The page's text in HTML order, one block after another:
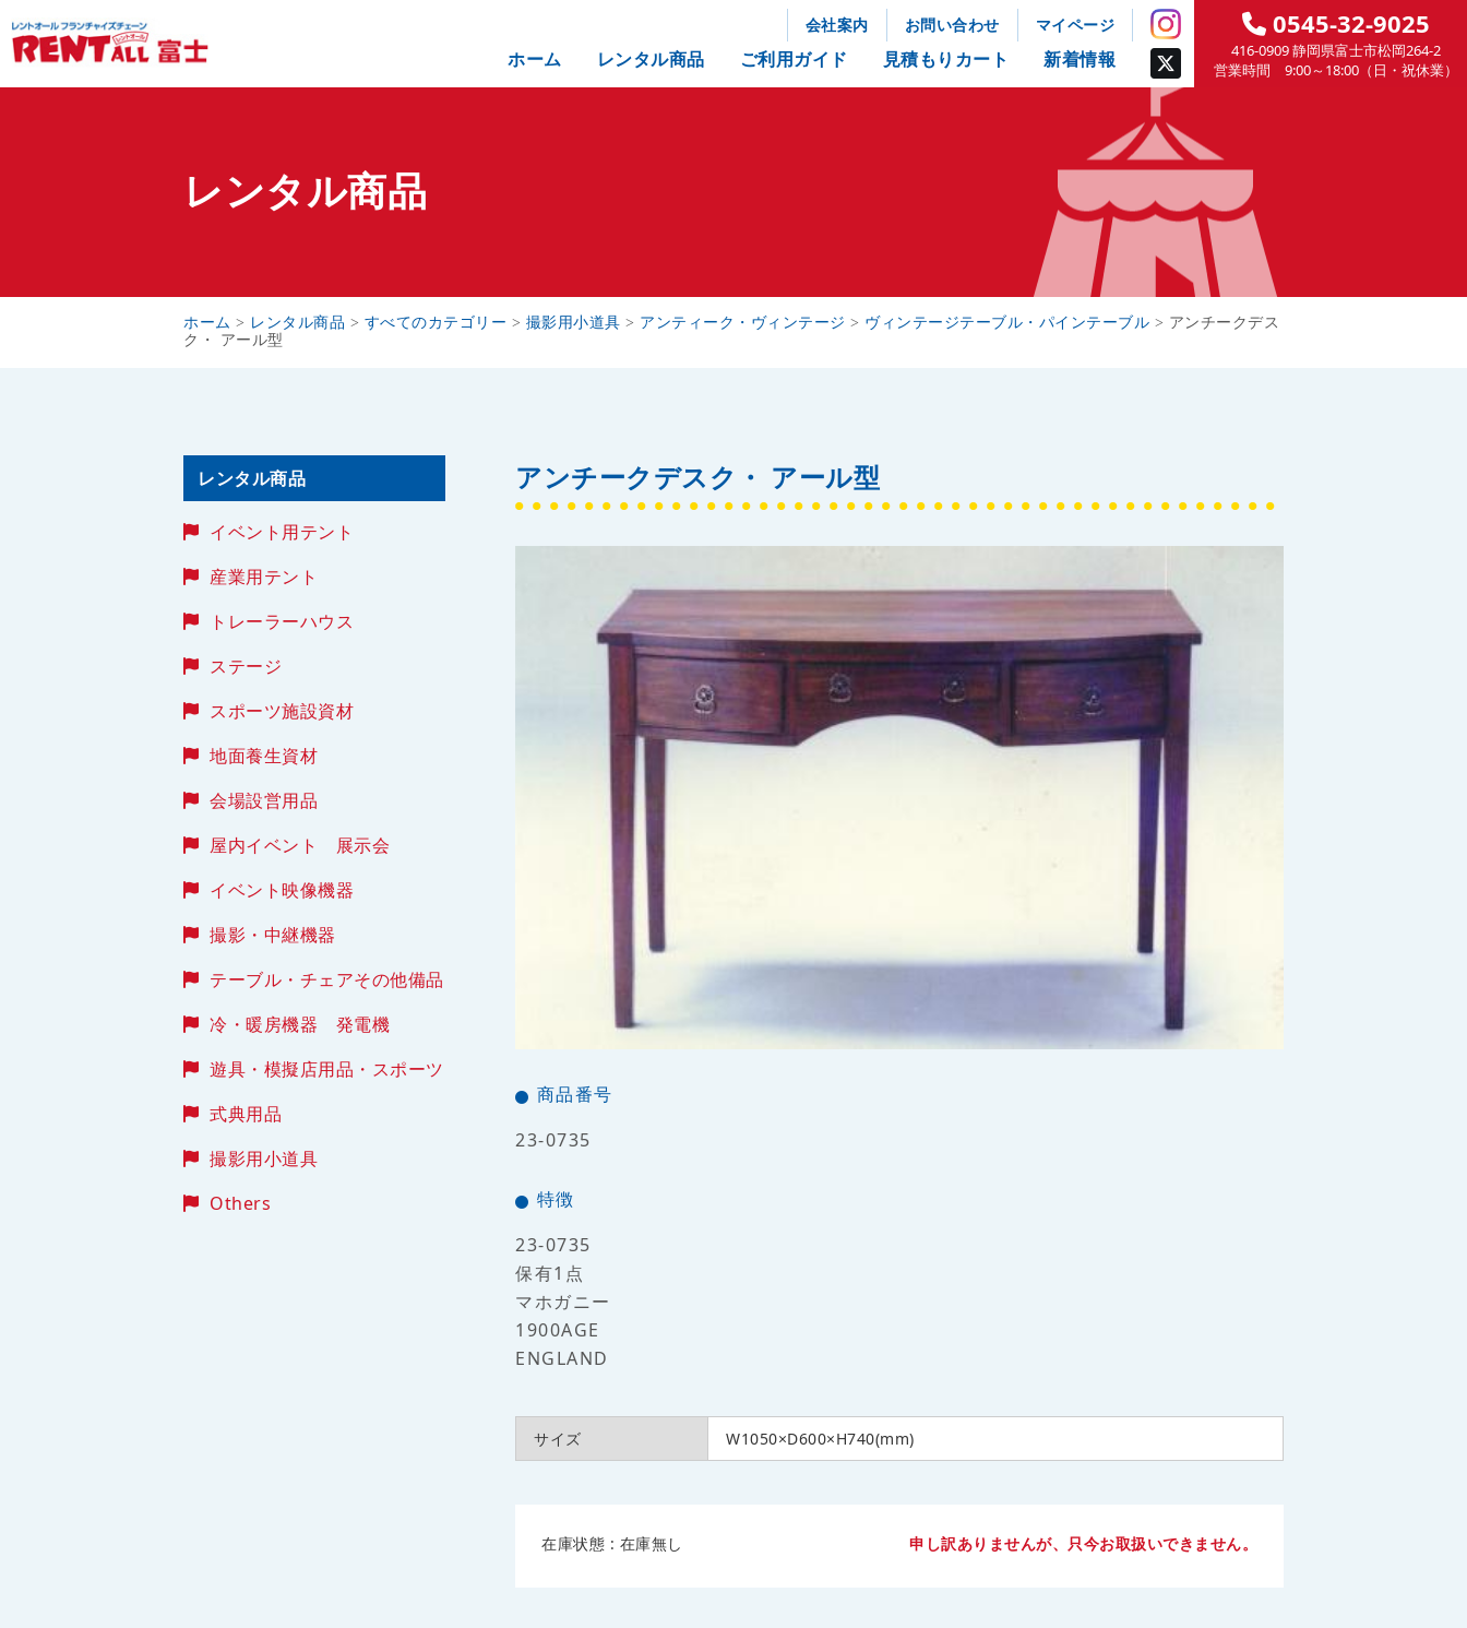
会社案内 お問い合わせ マイページ
ホーム レンタル商品 ご利用ガイド 見積もりカート 新着情報
0545-32-9025
416-0909 静岡県富士市松岡264-2
営業時間 9:00～18:00（日・祝休業）
レンタル商品
ホーム > レンタル商品 > すべてのカテゴリー > 撮影用小道具 > アンティーク・ヴィンテージ > ヴィンテージテーブル・パインテーブル > アンチークデス
ク・ アール型
アンチークデスク・ アール型
商品番号
23-0735
特徴
23-0735
保有1点
マホガニー
1900AGE
ENGLAND
サイズ W1050×D600×H740(mm)
在庫状態 : 在庫無し 申し訳ありませんが、只今お取扱いできません。
レンタル商品
イベント用テント
産業用テント
トレーラーハウス
ステージ
スポーツ施設資材
地面養生資材
会場設営用品
屋内イベント 展示会
イベント映像機器
撮影・中継機器
テーブル・チェアその他備品
冷・暖房機器 発電機
遊具・模擬店用品・スポーツ
式典用品
撮影用小道具
Others